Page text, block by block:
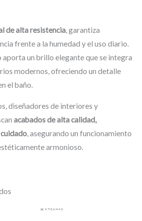
de alta resistencia, garantiza
frente a la humedad y el uso diario.
aporta un brillo elegante que se integra
modernos, ofreciendo un detalle
el baño.
diseñadores de interiores y
acabados de alta calidad,
, asegurando un funcionamiento
armonioso.